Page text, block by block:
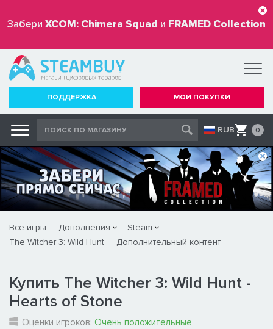
Забери XCOM: Chimera Squad и FRAMED Collection
бесплатно
ПОДДЕРЖКА МОИ ПОКУПКИ
RUB 0
Все игры Дополнения
Steam
The Witcher 3: Wild Hunt
Дополнительный контент
Купить The Witcher 3: Wild Hunt -
Hearts of Stone
Оценки игроков: Очень положительные